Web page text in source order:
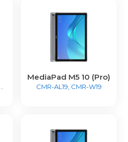
MediaPad M5 10 (Pro)
CMR-AL19, CMR-W19